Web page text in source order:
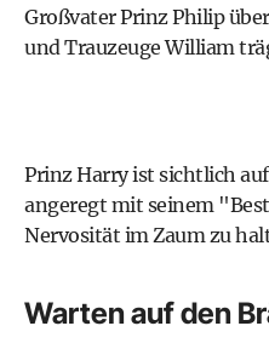
Großvater Prinz Philip
und Trauzeuge William
Prinz Harry ist sichtlich
angeregt mit seinem
Nervosität im Zaum zu
Warten auf den